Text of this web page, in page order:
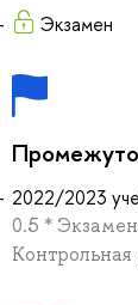
Экзамен
2022/2023
0.5 *
Контрольная